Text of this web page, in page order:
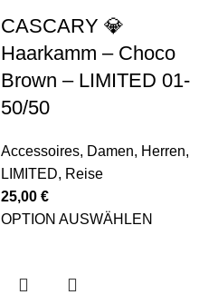
CASCARY 💎
Haarkamm – Choco
Brown – LIMITED 01-
50/50
Accessoires, Damen, Herren,
LIMITED, Reise
25,00 €
OPTION AUSWÄHLEN